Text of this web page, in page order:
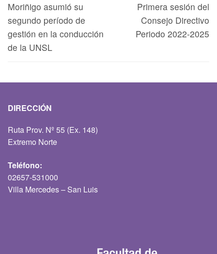
Moriñigo asumió su
segundo período de
gestión en la conducción
de la UNSL
Primera sesión del
Consejo Directivo
Periodo 2022-2025
DIRECCIÓN
Ruta Prov. Nº 55 (Ex. 148)
Extremo Norte
Teléfono:
02657-531000
Villa Mercedes – San Luis